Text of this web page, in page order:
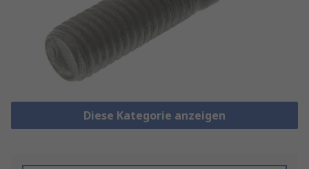
Diese Kategorie anzeigen